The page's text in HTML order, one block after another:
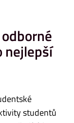
nejlepší
studentů